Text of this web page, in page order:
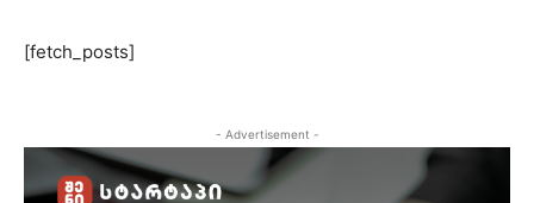
[fetch_posts]
- Advertisement -